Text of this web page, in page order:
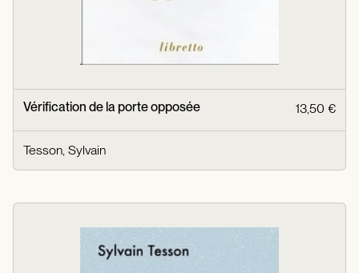
Vérification de la porte opposée 13,50 €
Tesson, Sylvain